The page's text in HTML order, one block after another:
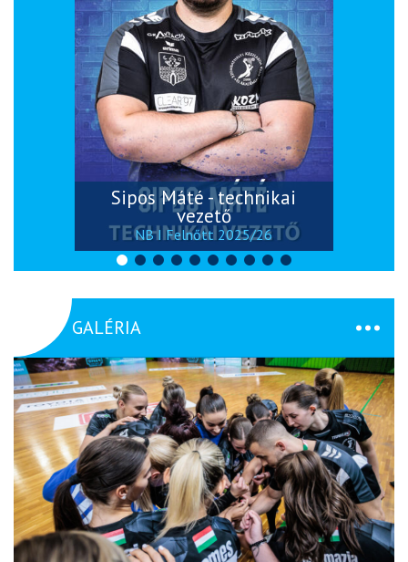
Sipos Máté - technikai
vezető
NB I Felnőtt 2025/26
GALÉRIA